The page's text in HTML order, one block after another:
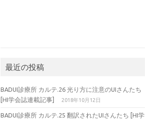
最近の投稿
BADUI診療所 カルテ.26 光り方に注意のUIさんたち
[HI学会誌連載記事]
2018年10月12日
BADUI診療所 カルテ.25 翻訳されたUIさんたち [HI学